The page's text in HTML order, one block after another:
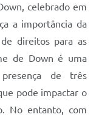
celebrado em
a importância da
direitos para as
de Down é uma
de três
pode impactar o
No entanto, com